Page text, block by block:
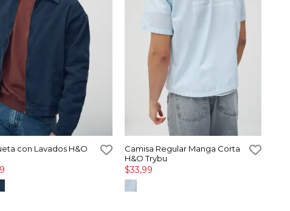
con Lavados H&O
Camisa Regular Manga Corta
H&O Trybu
$33,99